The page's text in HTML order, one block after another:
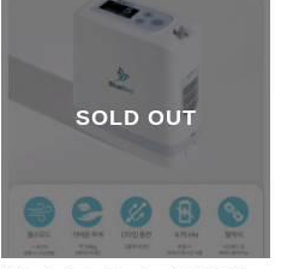
SOLD OUT